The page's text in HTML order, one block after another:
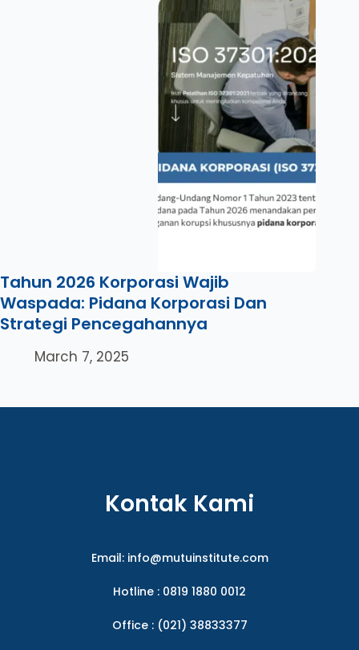
Tahun 2026 Korporasi Wajib
Waspada: Pidana Korporasi Dan
Strategi Pencegahannya
March 7, 2025
Kontak Kami
Email: info@mutuinstitute.com
Hotline : 0819 1880 0012
Office : (021) 38833377